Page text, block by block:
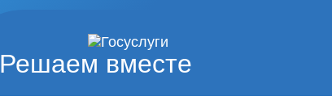
Решаем вместе